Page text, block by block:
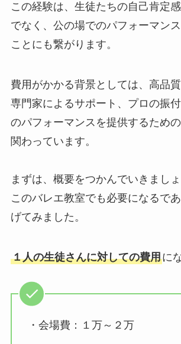
この経験は、生徒たちの自己肯定
でなく、公の場でのパフォーマン
ことにも繋がります。
費用がかかる背景としては、高品質
専門家によるサポート、プロの振
のパフォーマンスを提供するため
関わっています。
まずは、概要をつかんでいきまし
このバレエ教室でも必要になるで
げてみました。
１人の生徒さんに対しての費用に
・会場費：１万～２万